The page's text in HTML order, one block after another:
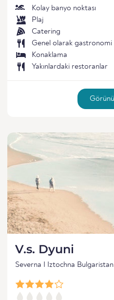
Kolay banyo noktası
Plaj
Catering
Genel olarak gastronomi
Konaklama
Yakınlardaki restoranlar
V.s. Dyuni
Severna I Iztochna Bulgaristan